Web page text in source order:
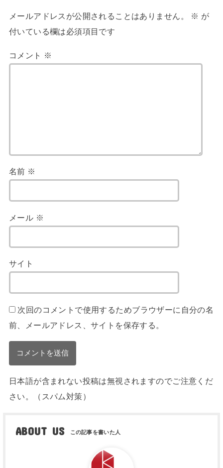
メールアドレスが公開されることはありません。 ※ が
付いている欄は必須項目です
コメント ※
名前 ※
メール ※
サイト
次回のコメントで使用するためブラウザーに自分の名
前、メールアドレス、サイトを保存する。
日本語が含まれない投稿は無視されますのでご注意くだ
さい。（スパム対策）
ABOUT US